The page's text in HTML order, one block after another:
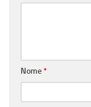
Nome*